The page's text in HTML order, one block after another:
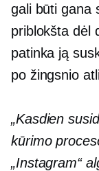
gali būti gana
priblokšta dėl
patinka ją
po žingsnio
„Kasdien
kūrimo
„Instagram“